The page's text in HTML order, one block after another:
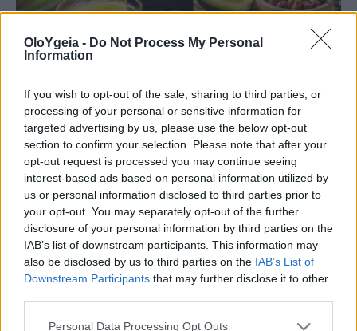
OloYgeia - Do Not Process My Personal
Information
If you wish to opt-out of the sale, sharing to third parties, or
processing of your personal or sensitive information for
targeted advertising by us, please use the below opt-out
section to confirm your selection. Please note that after your
opt-out request is processed you may continue seeing
interest-based ads based on personal information utilized by
us or personal information disclosed to third parties prior to
your opt-out. You may separately opt-out of the further
disclosure of your personal information by third parties on the
IAB’s list of downstream participants. This information may
also be disclosed by us to third parties on the IAB’s List of
Downstream Participants that may further disclose it to other
Personal Data Processing Opt Outs
ΣΥΜΠΤΩΜΑΤΟΛΟΓΙΑ
Ανεπάρκεια βιταμίνης Ε: Με ποια
συμπτώματα μπορεί να εκδηλωθεί –
Ποιες τροφές πρέπει να τρώμε
Η ανεπάρκεια βιταμίνης Ε είναι σπάνια, όμως
μπορεί να εκδηλωθεί με συμπτώματα που δεν
πρέπει να αγνοούνται. Ποια σημάδια να
προσέξετε και ποιες τροφές βοηθούν στην